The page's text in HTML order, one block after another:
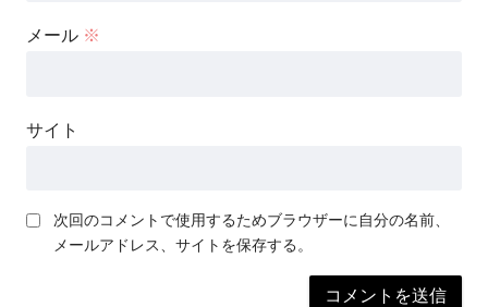
メール ※
サイト
次回のコメントで使用するためブラウザーに自分の名前、
メールアドレス、サイトを保存する。